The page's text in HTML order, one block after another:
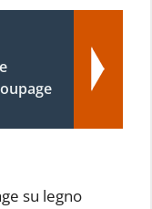
su legno